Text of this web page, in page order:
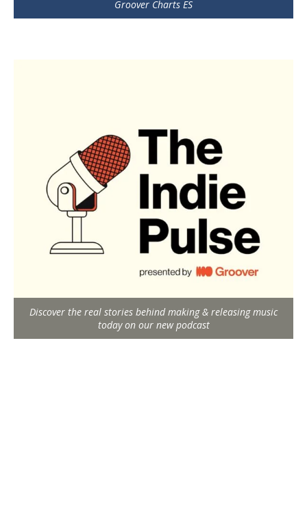
Groover Charts ES
Discover the real stories behind making & releasing music
today on our new podcast